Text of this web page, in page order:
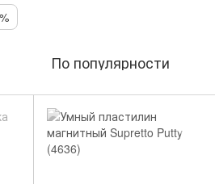
По популярности